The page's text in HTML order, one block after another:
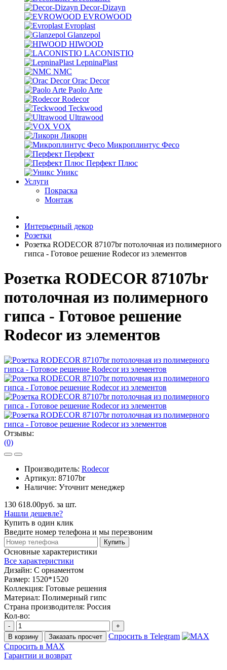
Decor-Dizayn
EVROWOOD
Evroplast
Glanzepol
HIWOOD
LACONISTIQ
LepninaPlast
NMC
Orac Decor
Paolo Arte
Rodecor
Teckwood
Ultrawood
VOX
Ликорн
Микроплинтус Фесо
Перфект
Перфект Плюс
Уникс
Услуги
Покраска
Монтаж
Интерьерный декор
Розетки
Розетка RODECOR 87107br потолочная из полимерного
гипса - Готовое решение Rodecor из элементов
Розетка RODECOR 87107br
потолочная из полимерного
гипса - Готовое решение
Rodecor из элементов
Отзывы:
(0)
Производитель: Rodecor
Артикул: 87107br
Наличие: Уточнит менеджер
130 618.00руб. за шт.
Нашли дешевле?
Купить в один клик
Введите номер телефона и мы перезвоним
Купить
Основные характеристики
Все характеристики
Дизайн: С орнаментом
Размер: 1520*1520
Коллекция: Готовые решения
Материал: Полимерный гипс
Страна производителя: Россия
Кол-во:
-
+
В корзину
Заказать просчет
Спросить в Telegram
Спросить в MAX
Гарантии и возврат